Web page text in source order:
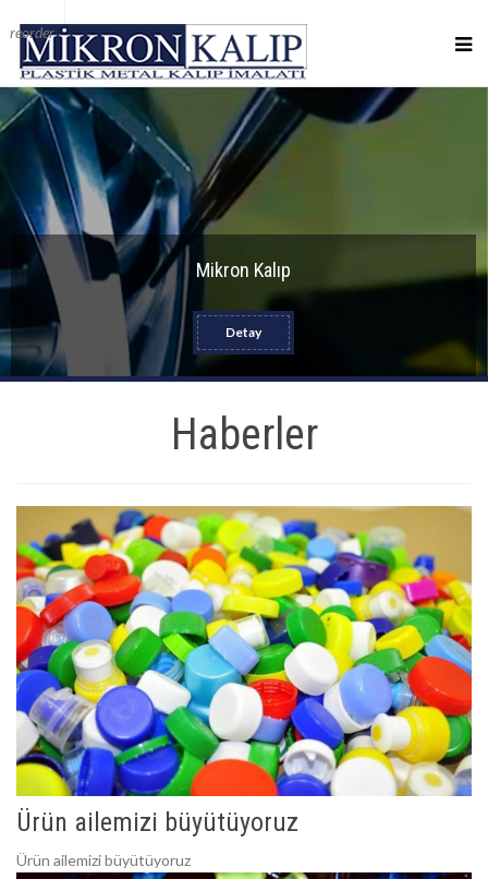
reorder
Mikron Kalıp
Detay
Haberler
Ürün ailemizi büyütüyoruz
Ürün ailemizi büyütüyoruz